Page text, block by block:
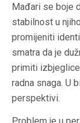
Mađari se boje
stabilnost u
promijeniti
smatra da je
primiti
radna snaga. U
perspektivi.